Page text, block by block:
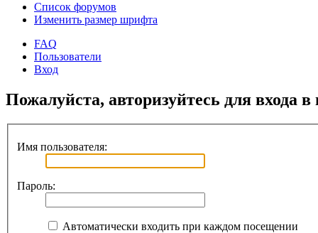
Список форумов
Изменить размер шрифта
FAQ
Пользователи
Вход
Пожалуйста, авторизуйтесь для входа
Имя пользователя:
Пароль:
Автоматически входить при каждом посещении